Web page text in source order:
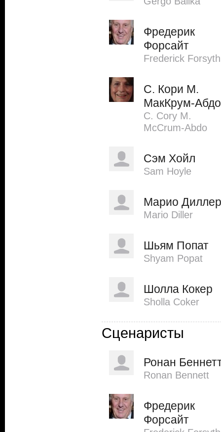
Фредерик
Форсайт
Frederick Forsyth
С. Кори М.
МакКрум-Абдо
C. Cory M.
McCrum-Abdo
Сэм Хойл
Sam Hoyle
Марио Диллер
Mario Diller
Шьям Попат
Shyam Popat
Шолла Кокер
Sholla Coker
Сценаристы
Ронан
Ronan Bennett
Фредерик
Форсайт